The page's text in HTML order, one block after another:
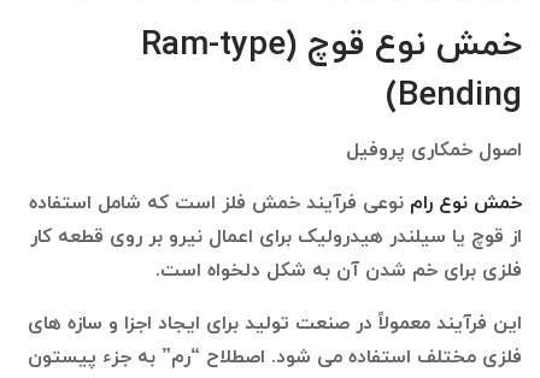
خمش نوع قوچ (Ram-type
Bending)
اصول خمکاری پروفیل
خمش نوع رام نوعی فرآیند خمش فلز است که شامل استفاده
از قوچ یا سیلندر هیدرولیک برای اعمال نیرو بر روی قطعه کار
فلزی برای خم شدن آن به شکل دلخواه است.
این فرآیند معمولاً در صنعت تولید برای ایجاد اجزا و سازه های
فلزی مختلف استفاده می شود. اصطلاح “رم” به جزء پیستون